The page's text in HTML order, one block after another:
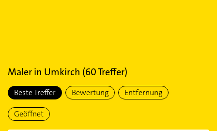
Malerin Umkirch (60Treffer)
Beste Treffer Bewertung Entfernung
Geöffnet